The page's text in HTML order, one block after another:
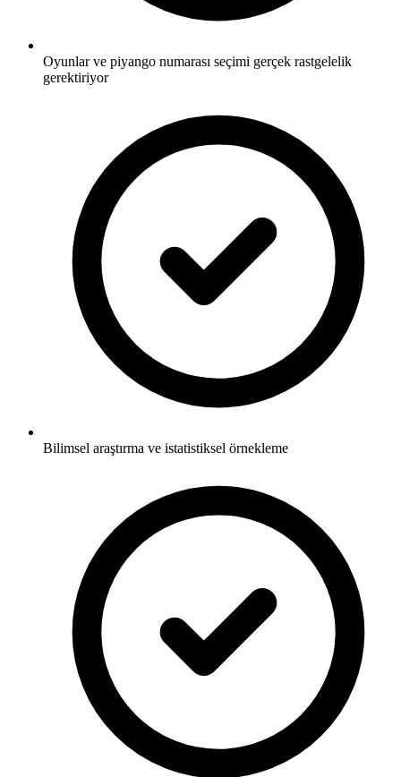
Oyunlar ve piyango numarası seçimi gerçek rastgelelik
gerektiriyor
Bilimsel araştırma ve istatistiksel örnekleme